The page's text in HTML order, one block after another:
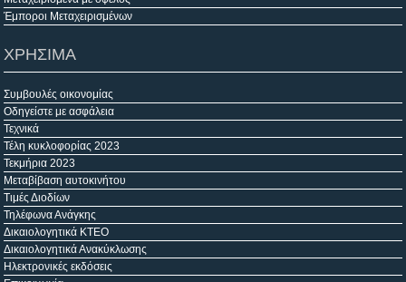
Έμποροι Μεταχειρισμένων
ΧΡΗΣΙΜΑ
Συμβουλές οικονομίας
Οδηγείστε με ασφάλεια
Τεχνικά
Τέλη κυκλοφορίας 2023
Τεκμήρια 2023
Μεταβίβαση αυτοκινήτου
Τιμές Διοδίων
Τηλέφωνα Ανάγκης
Δικαιολογητικά ΚΤΕΟ
Δικαιολογητικά Ανακύκλωσης
Ηλεκτρονικές εκδόσεις